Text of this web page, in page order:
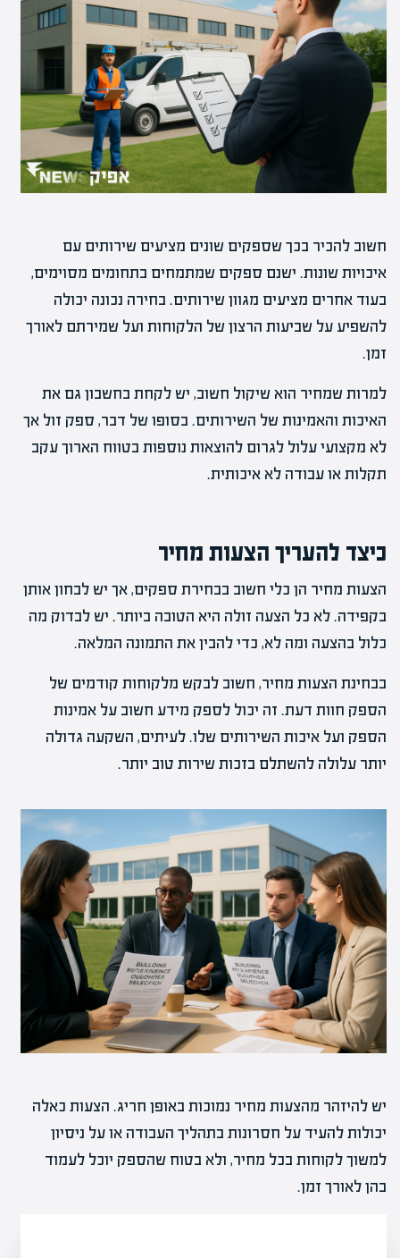
חשוב להכיר בכך שספקים שונים מציעים שירותים עם
איכויות שונות. ישנם ספקים שמתמחים בתחומים מסוימים,
בעוד אחרים מציעים מגוון שירותים. בחירה נכונה יכולה
להשפיע על שביעות הרצון של הלקוחות ועל שמירתם לאורך
זמן.
למרות שמחיר הוא שיקול חשוב, יש לקחת בחשבון גם את
האיכות והאמינות של השירותים. בסופו של דבר, ספק זול אך
לא מקצועי עלול לגרום להוצאות נוספות בטווח הארוך עקב
תקלות או עבודה לא איכותית.
כיצד להעריך הצעות מחיר
הצעות מחיר הן כלי חשוב בבחירת ספקים, אך יש לבחון אותן
בקפידה. לא כל הצעה זולה היא הטובה ביותר. יש לבדוק מה
כלול בהצעה ומה לא, כדי להבין את התמונה המלאה.
בבחינת הצעות מחיר, חשוב לבקש מלקוחות קודמים של
הספק חוות דעת. זה יכול לספק מידע חשוב על אמינות
הספק ועל איכות השירותים שלו. לעיתים, השקעה גדולה
יותר עלולה להשתלם בזכות שירות טוב יותר.
יש להיזהר מהצעות מחיר נמוכות באופן חריג. הצעות כאלה
יכולות להעיד על חסרונות בתהליך העבודה או על ניסיון
למשוך לקוחות בכל מחיר, ולא בטוח שהספק יוכל לעמוד
בהן לאורך זמן.